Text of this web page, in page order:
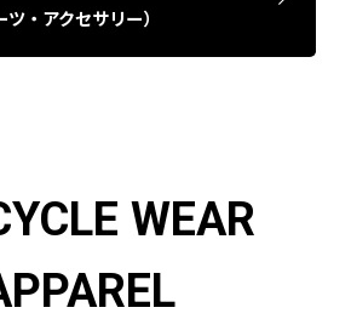
ツ・アクセサリー）
WEAR